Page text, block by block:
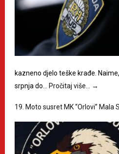
kazneno djelo teške krađe.
srpnja do…
Pročitaj više… →
19. Moto susret MK “Orlovi” Mala